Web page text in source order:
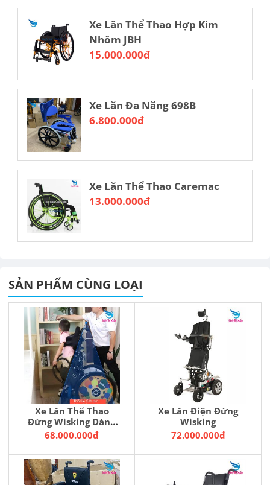
Xe Lăn Thể Thao Hợp Kim
Nhôm JBH
15.000.000đ
Xe Lăn Đa Năng 698B
6.800.000đ
Xe Lăn Thể Thao Caremac
13.000.000đ
SẢN PHẨM CÙNG LOẠI
Xe Lăn Thể Thao
Đứng Wisking Dành
Trẻ Cho Trẻ Em
68.000.000đ
Xe Lăn Điện Đứng
Wisking
72.000.000đ